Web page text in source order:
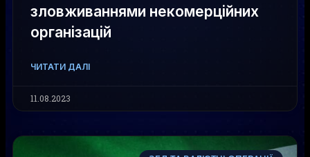
зловживаннями некомерційних
організацій
ЧИТАТИ ДАЛІ
11.08.2023